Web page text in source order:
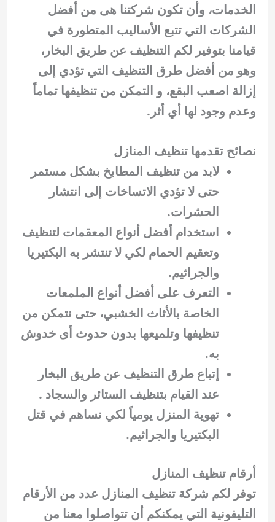
الخدمات، وأن تكون شركتنا هى من أفضل
الشركات التي تتبع الأساليب المتطورة في
قيامنا بتوفير لكم التنظيف عن طريق البخار،
وهو من أفضل طرق التنظيف التي تؤدي إلى
إزالة اصعب البقع، و التمكن من تنظيفها تماماً
وعدم وجود لها أي أثر.
نصائح تقدمها تنظيف المنازل
لابد من تنظيف المطابخ بشكل مستمر
حتى لا تؤدي الاتساخات إلى انتشار
الحشرات.
استخدام أفضل أنواع المعقمات لتنظيف
وتعقيم الحمام لكي لا تنتشر به البكتيريا
والجراثيم.
التعرف على أفضل أنواع الملمعات
الخاصة بالأثاث الخشبي، حتى نتمكن من
تنظيفها وتلميعها بدون حدوث أى خدوش
به.
إتباع طرق التنظيف عن طريق البخار
عند القيام بتنظيف الستائر والسجاد .
تهوية المنزل يومياً لكي نساهم في قتل
البكتيريا والجراثيم.
أرقام تنظيف المنازل
توفر لكم شركة تنظيف المنازل عدد من الأرقام
التليفونية التي يمكنكم أن تتواصلوا معنا من